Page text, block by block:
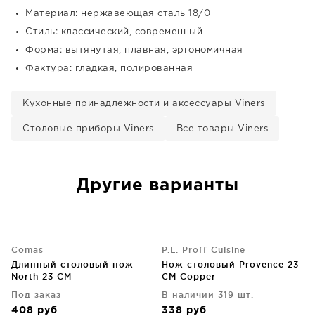
Материал: нержавеющая сталь 18/0
Стиль: классический, современный
Форма: вытянутая, плавная, эргономичная
Фактура: гладкая, полированная
Кухонные принадлежности и аксессуары Viners
Столовые приборы Viners Все товары Viners
Другие варианты
Comas
Длинный столовый нож
North 23 CM
Под заказ
408 руб
P.L. Proff Cuisine
Нож столовый Provence 23
CM Copper
В наличии 319 шт.
338 руб